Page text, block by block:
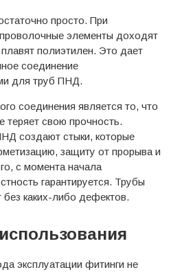
просто. При
проволочные элементы доходят
полиэтилен. Это дает
соединение
для труб ПНД.
соединения является то, что
теряет свою прочность.
создают стыки, которые
защиту от прорыва и
с момента начала
гарантируется. Трубы
каких-либо дефектов.
эксплуатации фитинги не